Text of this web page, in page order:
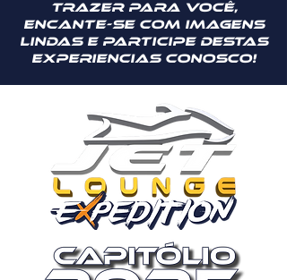
TRAZER PARA VOCÊ,
ENCANTE-SE COM IMAGENS
LINDAS E PARTICIPE DESTAS
EXPERIENCIAS CONOSCO!